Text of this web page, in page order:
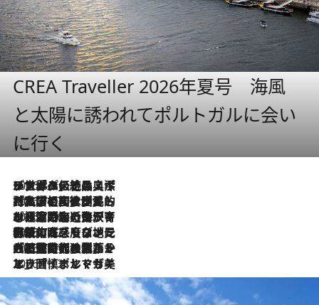
CREA Traveller 2026年夏号 海風
と太陽に誘われてポルトガルに会い
に行く
2026.8.8
リスボンの絶品スイーツ「パステル・デ・ナタ」とは？ポルトガル伝統の奥深い世界へ
2026.7.27
「私の祖国はポルトガル語です」国民的詩人フェルナンド・ペソアと、彼が愛した文学の街を歩く
2026.7.26
ポルトガル近海が育む極上の海の幸。キリリと冷えた白ワインと愉しむ、シーフード専門店の贅沢
2026.7.22
伝統の味をモダンに昇華。高感度な地元客が集う、リスボンの最旬ガストロノミー
2026.7.21
大航海時代の栄華から、震災、独裁、そして革命へ。ポルトガル・首都リスボンの石畳に刻まれた「歴史の光と影」
2026.7.13
エッセイ・ヤマザキマリ「慎ましくも美しき国 ポルトガル」